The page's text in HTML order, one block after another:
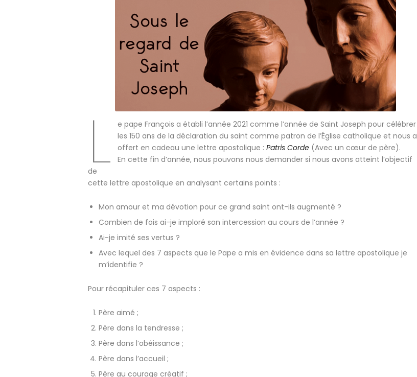
L
e pape François a établi l’année 2021 comme l’année de Saint Joseph pour célébrer
les 150 ans de la déclaration du saint comme patron de l’Église catholique et nous a
offert en cadeau une lettre apostolique : Patris Corde(Avec un cœur de père).
En cette fin d’année, nous pouvons nous demander si nous avons atteint l’objectif
de
cette lettre apostolique en analysant certains points :
Mon amour et ma dévotion pour ce grand saint ont-ils augmenté ?
Combien de fois ai-je imploré son intercession au cours de l’année ?
Ai-je imité ses vertus ?
Avec lequel des 7 aspects que le Pape a mis en évidence dans sa lettre apostolique je
m’identifie ?
Pour récapituler ces 7 aspects :
Père aimé ;
Père dans la tendresse ;
Père dans l’obéissance ;
Père dans l’accueil ;
Père au courage créatif ;